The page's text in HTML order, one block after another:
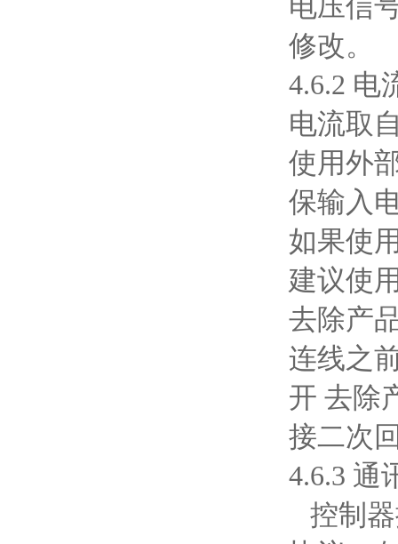
修改。
4.6.2 电
电流取
使用外
保输入
如果使
建议使
去除产
连线之
开 去除
接二次
4.6.3 通
控制器